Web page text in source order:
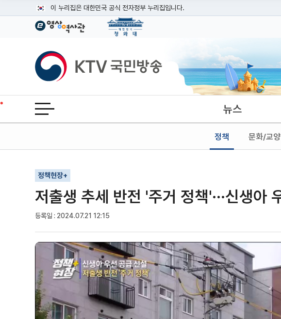
이 누리집은 대한민국 공식 전자정부 누리집입니다.
공식 누리집 주소 확인하기
이밖에 or.kr 또는 .kr등 다른 도메인 주소를 사용하고 있다면 아래 URL에서 도메인 주소
운영중인 공식 누리집보기
KTV국민방송
전체메뉴 열기 뉴스
정책 문화/교양
정책현장+
저출생 추세 반전 '주거 정책'···신생아
등록일 : 2024.07.21 12:15
기사인쇄
글자확대
글자축소